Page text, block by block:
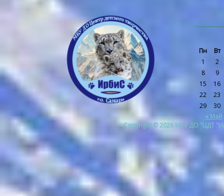
Пн
Вт
1
2
8
9
15
16
22
23
29
30
« Май
Copyright © 2026 МБУ ДО "ЦДТ